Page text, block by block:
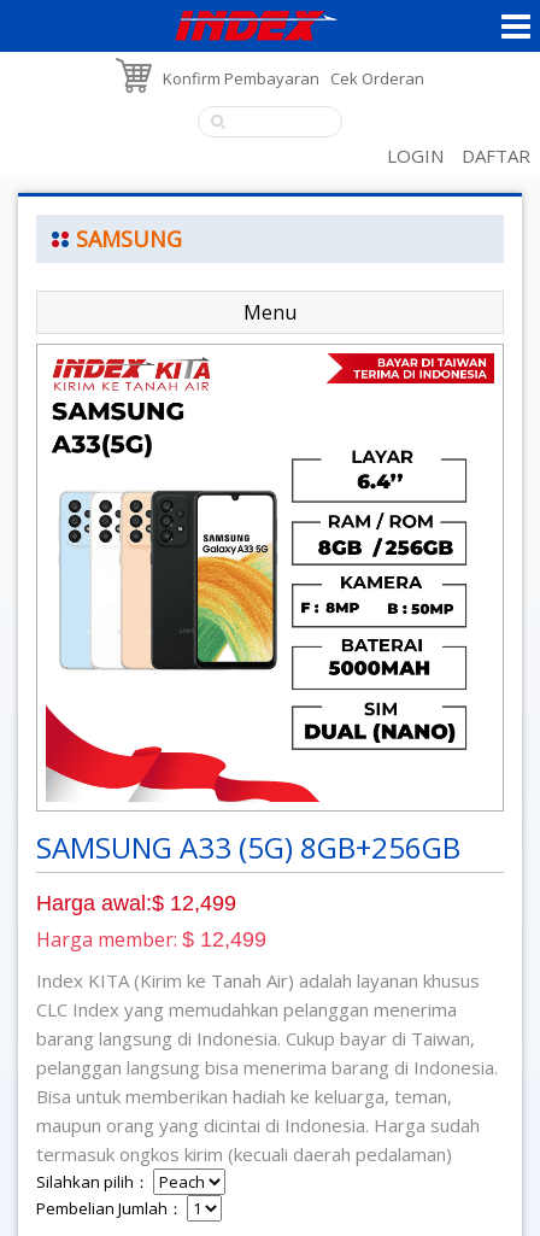
Konfirm Pembayaran Cek Orderan
LOGIN DAFTAR
SAMSUNG
Menu
SAMSUNG A33 (5G) 8GB+256GB
Harga awal:$ 12,499
Harga member: $ 12,499
Index KITA (Kirim ke Tanah Air) adalah layanan khusus
CLC Index yang memudahkan pelanggan menerima
barang langsung di Indonesia. Cukup bayar di Taiwan,
pelanggan langsung bisa menerima barang di Indonesia.
Bisa untuk memberikan hadiah ke keluarga, teman,
maupun orang yang dicintai di Indonesia. Harga sudah
termasuk ongkos kirim (kecuali daerah pedalaman)
Silahkan pilih：
Pembelian Jumlah：